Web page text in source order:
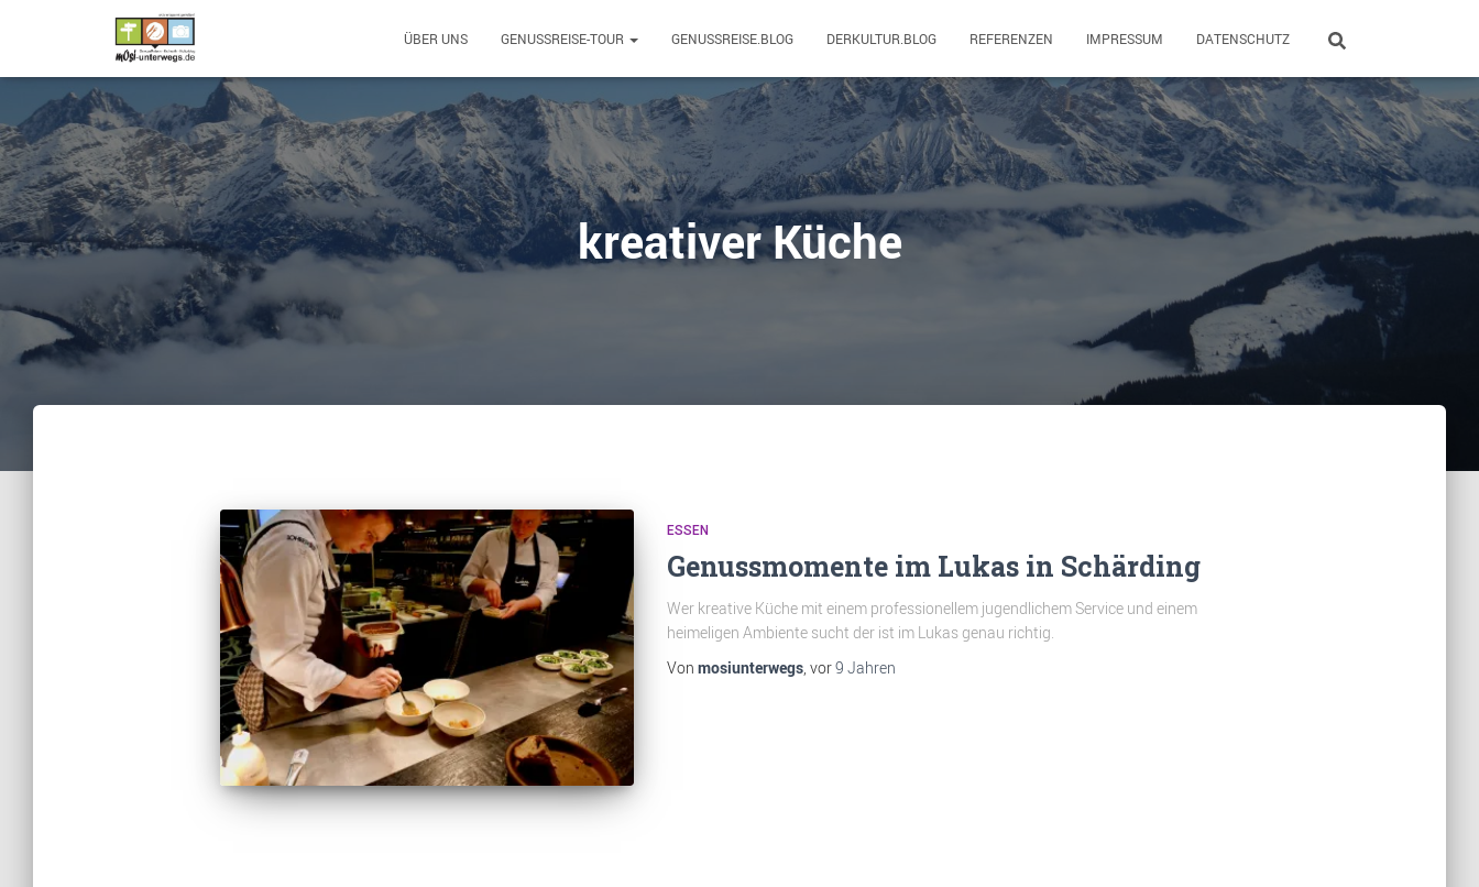
ÜBER UNS GENUSSREISE-TOUR GENUSSREISE.BLOG DERKULTUR.BLOG REFERENZEN IMPRESSUM DATENSCHUTZ
kreativer Küche
ESSEN
Genussmomente im Lukas in Schärding
Wer kreative Küche mit einem professionellem jugendlichem Service und einem
heimeligen Ambiente sucht der ist im Lukas genau richtig.
Von mosiunterwegs, vor9 Jahren